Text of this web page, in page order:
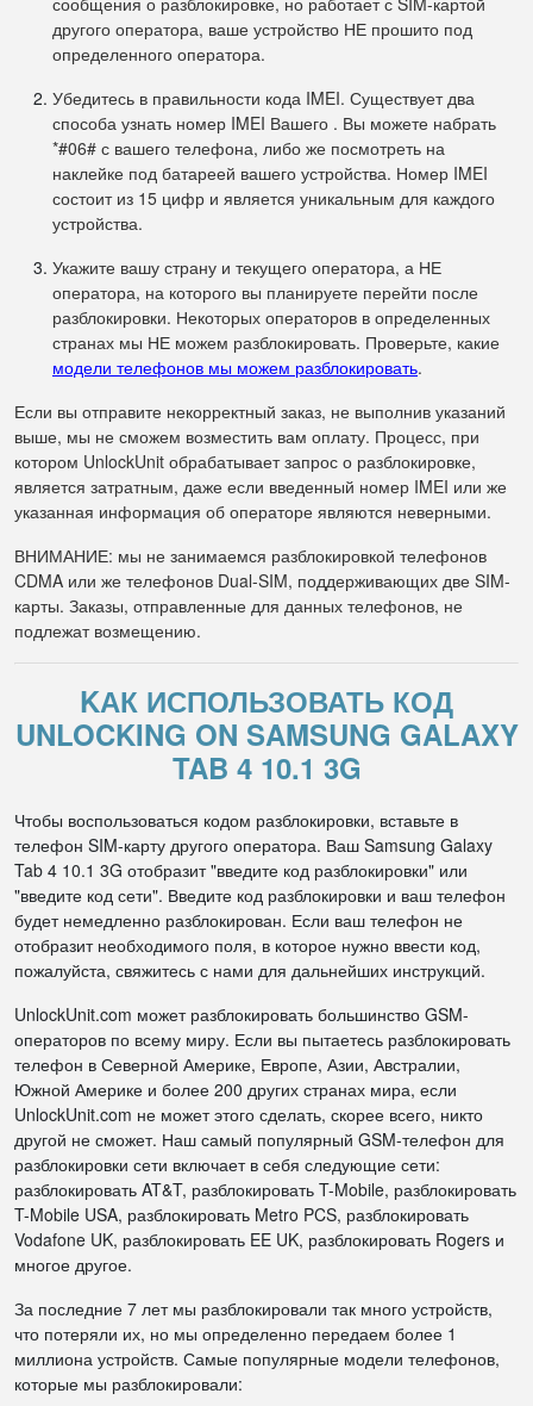
другого оператора, ваше устройство НЕ прошито под
определенного оператора.
Убедитесь в правильности кода IMEI. Существует два
способа узнать номер IMEI Вашего . Вы можете набрать
*#06# с вашего телефона, либо же посмотреть на
наклейке под батареей вашего устройства. Номер IMEI
состоит из 15 цифр и является уникальным для каждого
устройства.
Укажите вашу страну и текущего оператора, а НЕ
оператора, на которого вы планируете перейти после
разблокировки. Некоторых операторов в определенных
странах мы НЕ можем разблокировать. Проверьте, какие
модели телефонов мы можем разблокировать.
Если вы отправите некорректный заказ, не выполнив указаний
выше, мы не сможем возместить вам оплату. Процесс, при
котором UnlockUnit обрабатывает запрос о разблокировке,
является затратным, даже если введенный номер IMEI или же
указанная информация об операторе являются неверными.
ВНИМАНИЕ: мы не занимаемся разблокировкой телефонов
CDMA или же телефонов Dual-SIM, поддерживающих две SIM-
карты. Заказы, отправленные для данных телефонов, не
подлежат возмещению.
KАК ИСПОЛЬЗОВАТЬ КОД
UNLOCKING ON SAMSUNG GALAXY
TAB 4 10.1 3G
Чтобы воспользоваться кодом разблокировки, вставьте в
телефон SIM-карту другого оператора. Ваш Samsung Galaxy
Tab 4 10.1 3G отобразит "введите код разблокировки" или
"введите код сети". Введите код разблокировки и ваш телефон
будет немедленно разблокирован. Если ваш телефон не
отобразит необходимого поля, в которое нужно ввести код,
пожалуйста, свяжитесь с нами для дальнейших инструкций.
UnlockUnit.com может разблокировать большинство GSM-
операторов по всему миру. Если вы пытаетесь разблокировать
телефон в Северной Америке, Европе, Азии, Австралии,
Южной Америке и более 200 других странах мира, если
UnlockUnit.com не может этого сделать, скорее всего, никто
другой не сможет. Наш самый популярный GSM-телефон для
разблокировки сети включает в себя следующие сети:
разблокировать AT&T, разблокировать T-Mobile, разблокировать
T-Mobile USA, разблокировать Metro PCS, разблокировать
Vodafone UK, разблокировать EE UK, разблокировать Rogers и
многое другое.
За последние 7 лет мы разблокировали так много устройств,
что потеряли их, но мы определенно передаем более 1
миллиона устройств. Самые популярные модели телефонов,
которые мы разблокировали: